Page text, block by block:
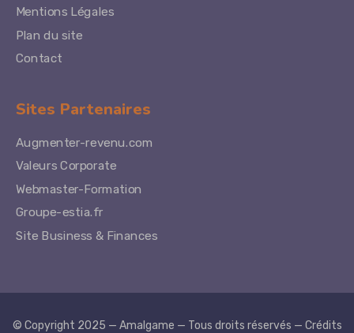
Mentions Légales
Plan du site
Contact
Sites Partenaires
Augmenter-revenu.com
Valeurs Corporate
Webmaster-Formation
Groupe-estia.fr
Site Business & Finances
© Copyright 2025 — Amalgame — Tous droits réservés — Crédits